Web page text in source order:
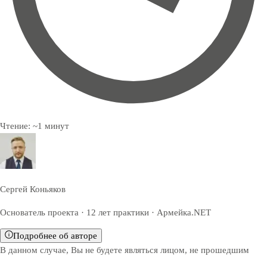
Чтение: ~1 минут
Сергей Коньяков
Основатель проекта · 12 лет практики · Армейка.NET
Подробнее об авторе
В данном случае, Вы не будете являться лицом, не прошедшим